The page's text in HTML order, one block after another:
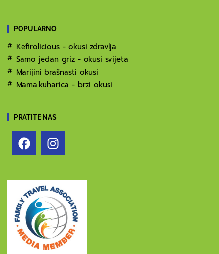
POPULARNO
Kefirolicious - okusi zdravlja
Samo jedan griz - okusi svijeta
Marijini brašnasti okusi
Mama.kuharica - brzi okusi
PRATITE NAS